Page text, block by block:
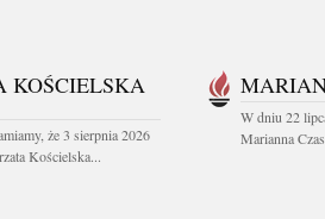
KOŚCIELSKA
że 3 sierpnia 2026
Kościelska...
W dniu 22
Marianna